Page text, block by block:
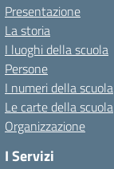
Presentazione
La storia
I luoghi della scuola
Persone
I numeri della scuola
Le carte della scuola
Organizzazione
I Servizi